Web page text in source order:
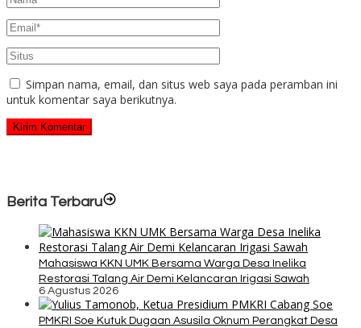
Simpan nama, email, dan situs web saya pada peramban ini
untuk komentar saya berikutnya.
Berita Terbaru
Mahasiswa KKN UMK Bersama Warga Desa Inelika
Restorasi Talang Air Demi Kelancaran Irigasi Sawah
6 Agustus 2026
PMKRI Soe Kutuk Dugaan Asusila Oknum Perangkat Desa